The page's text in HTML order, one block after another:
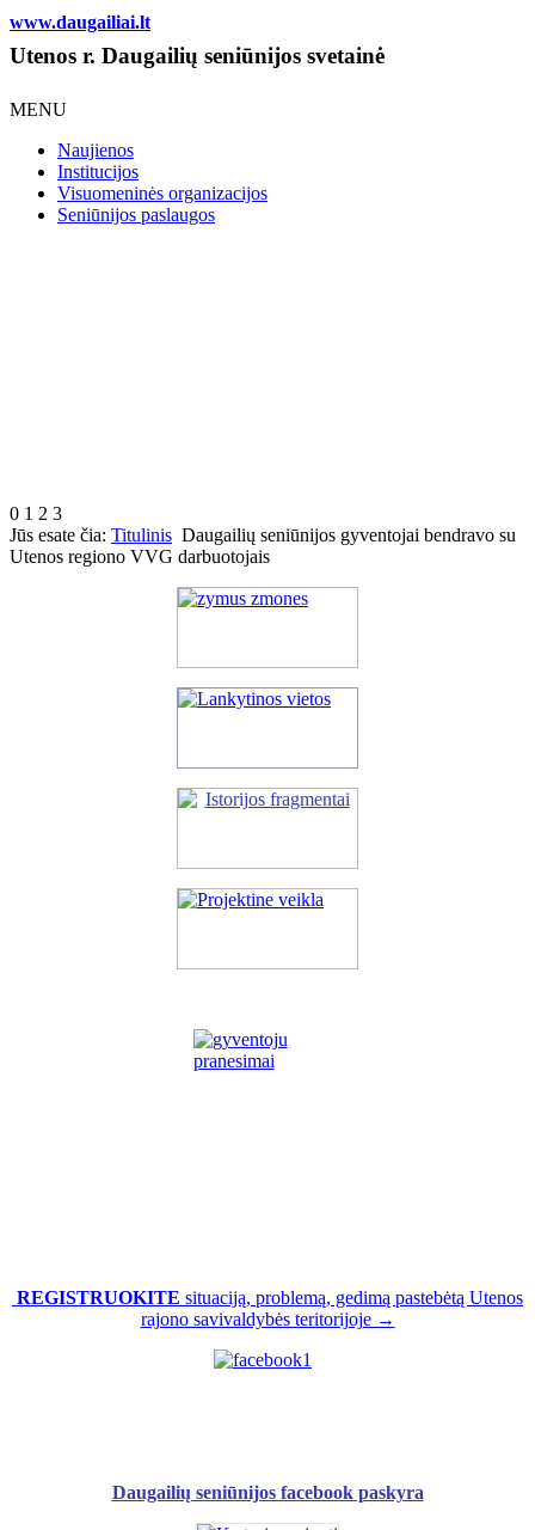
www.daugailiai.lt
Utenos r. Daugailių seniūnijos svetainė
MENU
Naujienos
Institucijos
Visuomeninės organizacijos
Seniūnijos paslaugos
0 1 2 3
Jūs esate čia: Titulinis Daugailių seniūnijos gyventojai bendravo su
Utenos regiono VVG darbuotojais
REGISTRUOKITE situaciją, problemą, gedimą pastebėtą Utenos
rajono savivaldybės teritorijoje →
Daugailių seniūnijos facebook paskyra